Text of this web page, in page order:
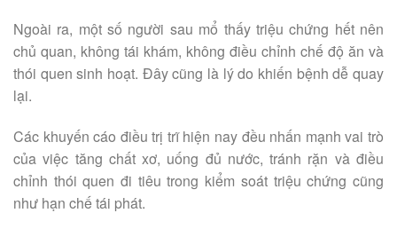
Ngoài ra, một số người sau mổ thấy triệu chứng hết nên
chủ quan, không tái khám, không điều chỉnh chế độ ăn và
thói quen sinh hoạt. Đây cũng là lý do khiến bệnh dễ quay
lại.
Các khuyến cáo điều trị trĩ hiện nay đều nhấn mạnh vai trò
của việc tăng chất xơ, uống đủ nước, tránh rặn và điều
chỉnh thói quen đi tiêu trong kiểm soát triệu chứng cũng
như hạn chế tái phát.